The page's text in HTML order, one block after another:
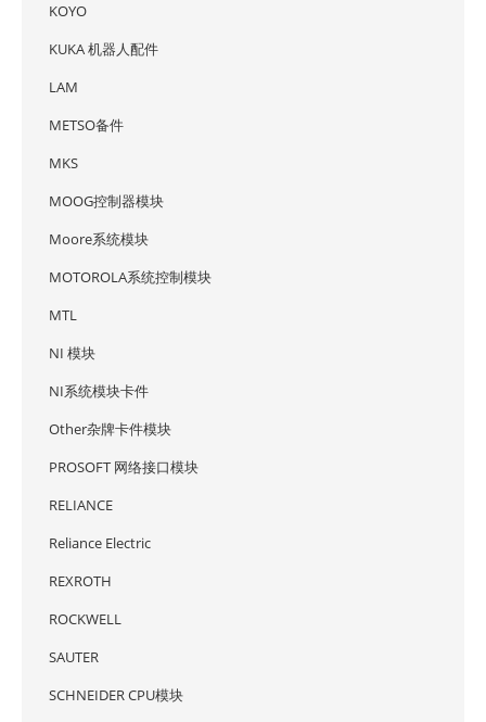
KOYO
KUKA 机器人配件
LAM
METSO备件
MKS
MOOG控制器模块
Moore系统模块
MOTOROLA系统控制模块
MTL
NI 模块
NI系统模块卡件
Other杂牌卡件模块
PROSOFT 网络接口模块
RELIANCE
Reliance Electric
REXROTH
ROCKWELL
SAUTER
SCHNEIDER CPU模块